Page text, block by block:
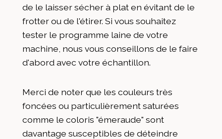
de le laisser sécher à plat en évitant de le
frotter ou de l'étirer. Si vous souhaitez
tester le programme laine de votre
machine, nous vous conseillons de le faire
d'abord avec votre échantillon.
Merci de noter que les couleurs très
foncées ou particulièrement saturées
comme le coloris "émeraude" sont
davantage susceptibles de déteindre